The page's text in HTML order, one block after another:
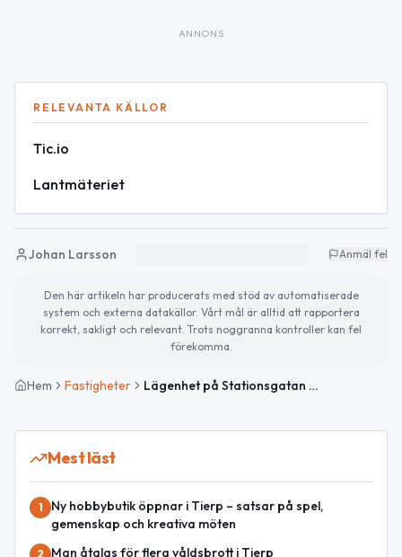
ANNONS
RELEVANTA KÄLLOR
Tic.io
Lantmäteriet
Johan Larsson Anmäl fel
Den här artikeln har producerats med stöd av automatiserade
system och externa datakällor. Vårt mål är alltid att rapportera
korrekt, sakligt och relevant. Trots noggranna kontroller kan fel
förekomma.
Hem Fastigheter Lägenhet på Stationsgatan 2 i Tierp såld för 2 miljoner kronor
Mest läst
1
Ny hobbybutik öppnar i Tierp – satsar på spel,
gemenskap och kreativa möten
2 Man åtalas för flera våldsbrott i Tierp